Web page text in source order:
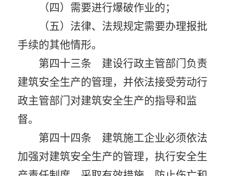
（四）需要进行爆破作业的；
（五）法律、法规规定需要办理报批
手续的其他情形。
第四十三条 建设行政主管部门负责
建筑安全生产的管理，并依法接受劳动行
政主管部门对建筑安全生产的指导和监
督。
第四十四条 建筑施工企业必须依法
加强对建筑安全生产的管理，执行安全生